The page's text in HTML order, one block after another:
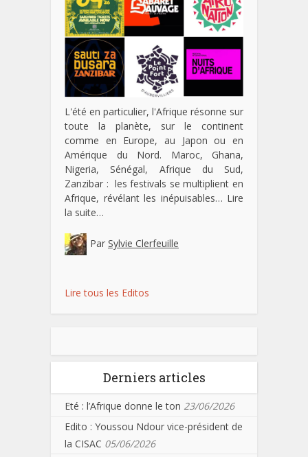
L'été en particulier, l'Afrique résonne sur
toute la planète, sur le continent
comme en Europe, au Japon ou en
Amérique du Nord. Maroc, Ghana,
Nigeria, Sénégal, Afrique du Sud,
Zanzibar : les festivals se multiplient en
Afrique, révélant les inépuisables… Lire
la suite…
Par Sylvie Clerfeuille
Lire tous les Editos
Derniers articles
Eté : l’Afrique donne le ton 23/06/2026
Edito : Youssou Ndour vice-président de
la CISAC 05/06/2026